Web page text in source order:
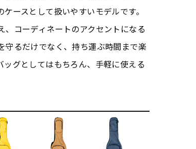
ースとして扱いやすいモデルです。
コーディネートのアクセントになる
守るだけでなく、持ち運ぶ時間まで楽
グとしてはもちろん、手軽に使える